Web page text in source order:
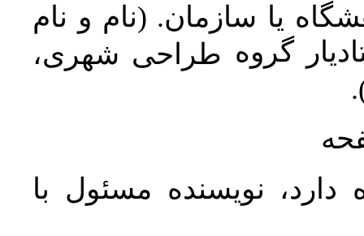
یا سازمان. (نام و نام
گروه طراحی شهری،
نویسنده مسئول با